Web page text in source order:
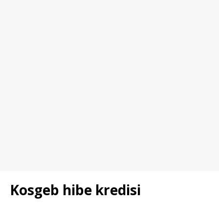
Kosgeb hibe kredisi